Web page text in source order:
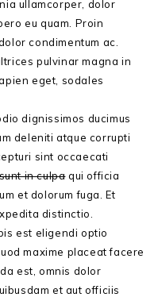
ullamcorper, dolor
eu quam. Proin
condimentum ac.
pulvinar magna in
eget, sodales
dignissimos ducimus
deleniti atque corrupti
sint occaecati
in culpaqui officia
et dolorum fuga. Et
distinctio.
est eligendi optio
maxime placeat facere
est, omnis dolor
et aut officiis